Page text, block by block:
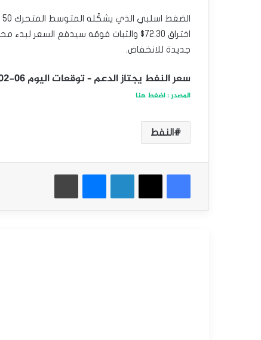
جديدة للانخفاض.
سعر النفط يجتاز الدعم – توقعات اليوم 06-02-2025
المصدر : اضغط هنا
النفط
فيسبوك
‫X لينكدإن ماسنجر طباعة